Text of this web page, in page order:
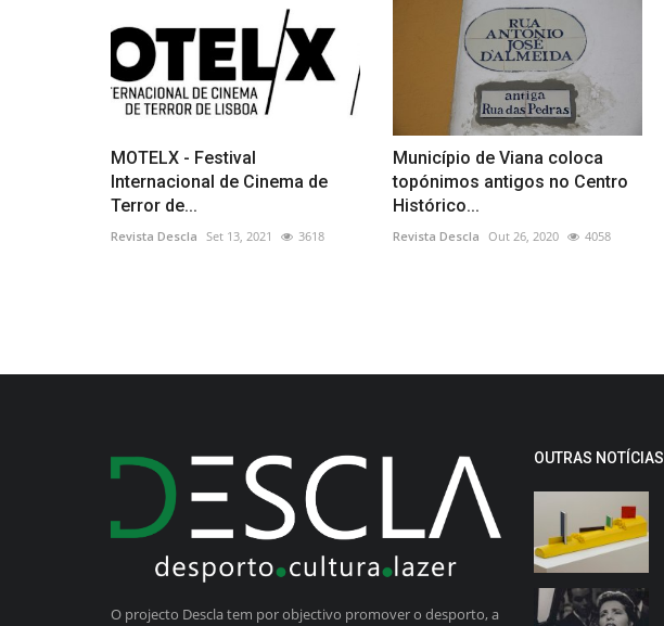
MOTELX - Festival
Internacional de Cinema de
Terror de...
Revista Descla Set 13, 2021 3618
Município de Viana coloca
topónimos antigos no Centro
Histórico...
Revista Descla Out 26, 2020 4058
O projecto Descla tem por objectivo promover o desporto, a
OUTRAS NOTÍCIAS